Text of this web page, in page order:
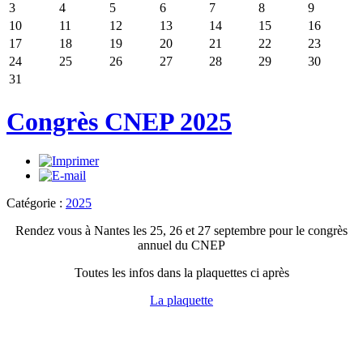
3
4 5 6 7 8
9
10
11 12 13 14 15
16
17
18 19 20 21 22
23
24
25 26 27 28 29
30
31
Congrès CNEP 2025
Catégorie : 2025
Rendez vous à Nantes les 25, 26 et 27 septembre pour le congrès
annuel du CNEP
Toutes les infos dans la plaquettes ci après
La plaquette